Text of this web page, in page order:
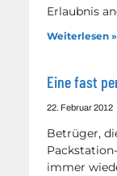
Erlaubnis
Weiterlesen »
Eine fast
22. Februar 2012
Betrüger,
immer